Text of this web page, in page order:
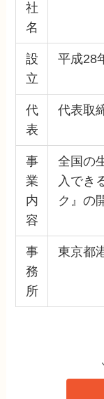
社
名
設
立
平成28
代
表
代表取
事
業
内
容
全国の
入でき
ク』の
事
務
所
東京都